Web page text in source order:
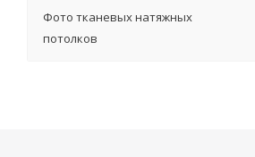
Фото тканевых натяжных
потолков